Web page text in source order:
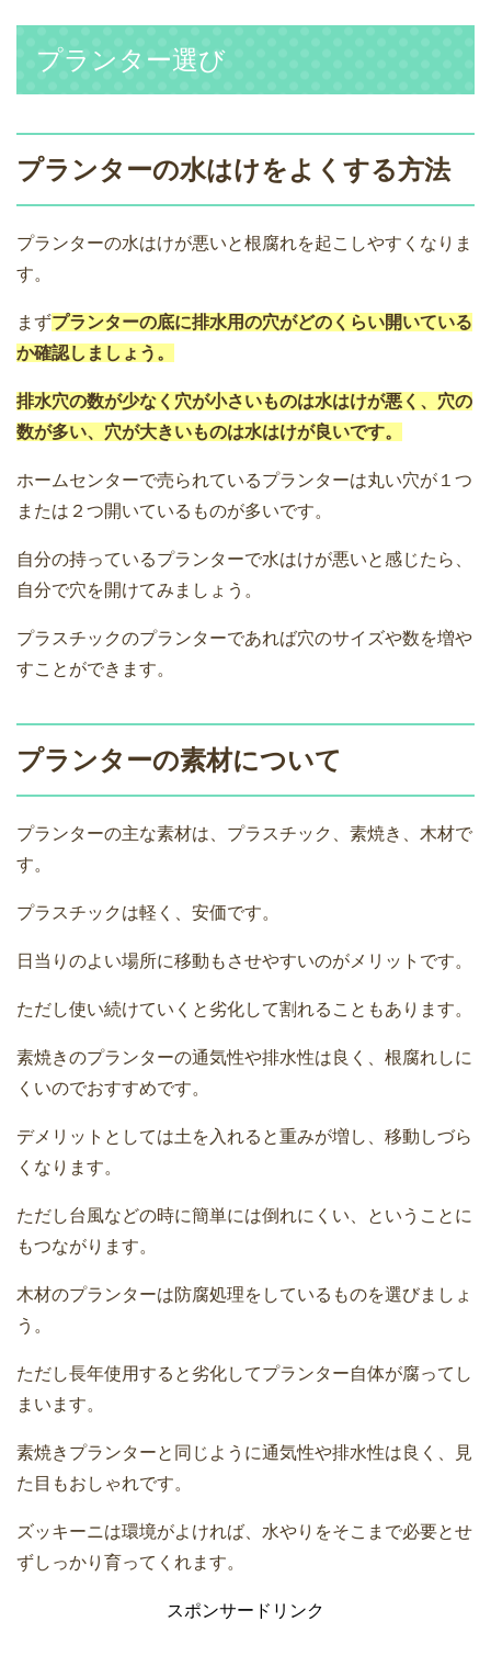
プランター選び
プランターの水はけをよくする方法
プランターの水はけが悪いと根腐れを起こしやすくなりま
す。
まずプランターの底に排水用の穴がどのくらい開いている
か確認しましょう。
排水穴の数が少なく穴が小さいものは水はけが悪く、穴の
数が多い、穴が大きいものは水はけが良いです。
ホームセンターで売られているプランターは丸い穴が１つ
または２つ開いているものが多いです。
自分の持っているプランターで水はけが悪いと感じたら、
自分で穴を開けてみましょう。
プラスチックのプランターであれば穴のサイズや数を増や
すことができます。
プランターの素材について
プランターの主な素材は、プラスチック、素焼き、木材で
す。
プラスチックは軽く、安価です。
日当りのよい場所に移動もさせやすいのがメリットです。
ただし使い続けていくと劣化して割れることもあります。
素焼きのプランターの通気性や排水性は良く、根腐れしに
くいのでおすすめです。
デメリットとしては土を入れると重みが増し、移動しづら
くなります。
ただし台風などの時に簡単には倒れにくい、ということに
もつながります。
木材のプランターは防腐処理をしているものを選びましょ
う。
ただし長年使用すると劣化してプランター自体が腐ってし
まいます。
素焼きプランターと同じように通気性や排水性は良く、見
た目もおしゃれです。
ズッキーニは環境がよければ、水やりをそこまで必要とせ
ずしっかり育ってくれます。
スポンサードリンク